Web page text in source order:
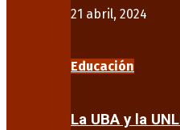
21 abril, 2024
Educación
La UBA y la